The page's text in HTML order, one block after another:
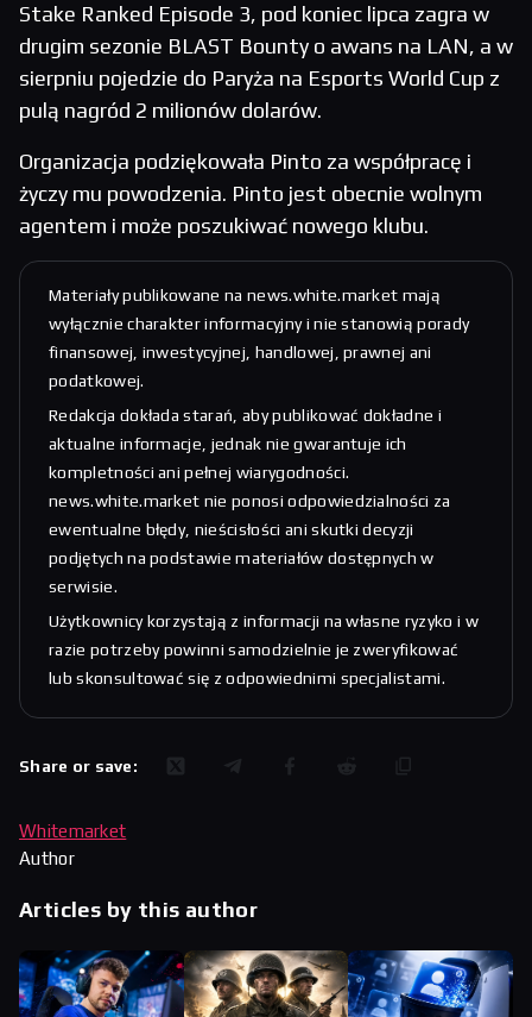
Stake Ranked Episode 3, pod koniec lipca zagra w
drugim sezonie BLAST Bounty o awans na LAN, a w
sierpniu pojedzie do Paryża na Esports World Cup z
pulą nagród 2 milionów dolarów.
Organizacja podziękowała Pinto za współpracę i
życzy mu powodzenia. Pinto jest obecnie wolnym
agentem i może poszukiwać nowego klubu.
Materiały publikowane na news.white.market mają
wyłącznie charakter informacyjny i nie stanowią porady
finansowej, inwestycyjnej, handlowej, prawnej ani
podatkowej.
Redakcja dokłada starań, aby publikować dokładne i
aktualne informacje, jednak nie gwarantuje ich
kompletności ani pełnej wiarygodności.
news.white.market nie ponosi odpowiedzialności za
ewentualne błędy, nieścisłości ani skutki decyzji
podjętych na podstawie materiałów dostępnych w
serwisie.
Użytkownicy korzystają z informacji na własne ryzyko i w
razie potrzeby powinni samodzielnie je zweryfikować
lub skonsultować się z odpowiednimi specjalistami.
Share or save:
Whitemarket
Author
Articles by this author